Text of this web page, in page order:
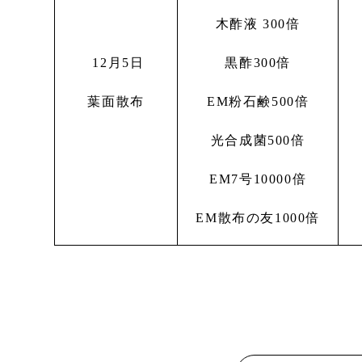
12月5日
葉面散布
木酢液 300倍
黒酢300倍
EM粉石鹸500倍
光合成菌500倍
EM7号10000倍
EM散布の友1000倍